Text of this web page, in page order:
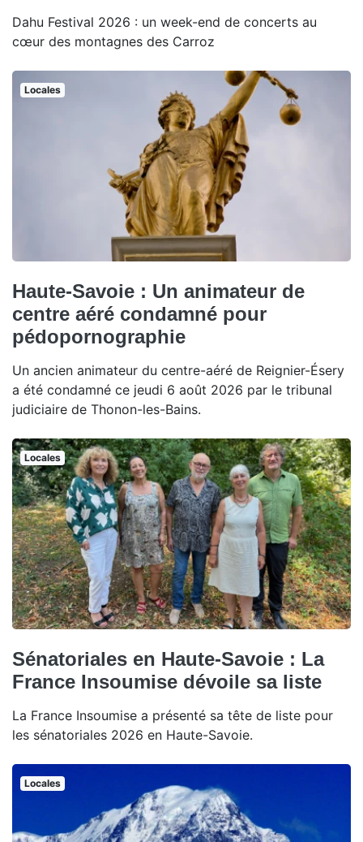
Dahu Festival 2026 : un week-end de concerts au
cœur des montagnes des Carroz
Locales
Haute-Savoie : Un animateur de
centre aéré condamné pour
pédopornographie
Un ancien animateur du centre-aéré de Reignier-Ésery
a été condamné ce jeudi 6 août 2026 par le tribunal
judiciaire de Thonon-les-Bains.
Locales
Sénatoriales en Haute-Savoie : La
France Insoumise dévoile sa liste
La France Insoumise a présenté sa tête de liste pour
les sénatoriales 2026 en Haute-Savoie.
Locales